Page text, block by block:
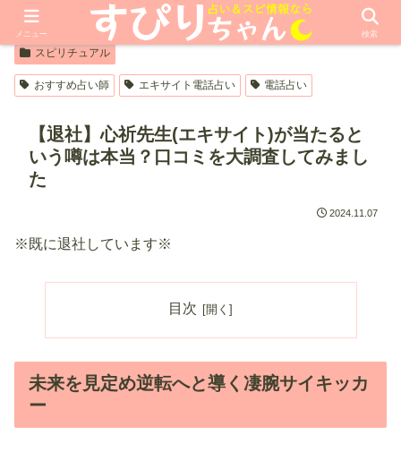
【PR】本ページはプロモーションが含まれています
スピリチュアル
おすすめ占い師 エキサイト電話占い 電話占い
【退社】心祈先生(エキサイト)が当たると
いう噂は本当？口コミを大調査してみまし
た
2024.11.07
※既に退社しています※
目次
未来を見定め逆転へと導く凄腕サイキッカ
ー
メニュー 検索